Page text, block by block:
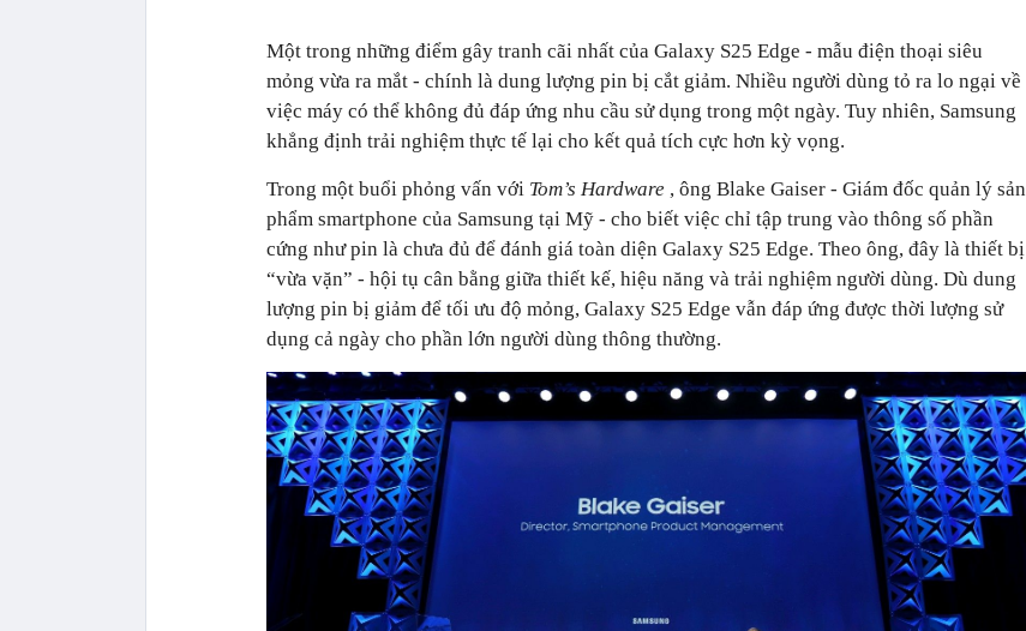
Một trong những điểm gây tranh cãi nhất của Galaxy S25 Edge - mẫu điện thoại siêu
mỏng vừa ra mắt - chính là dung lượng pin bị cắt giảm. Nhiều người dùng tỏ ra lo ngại về
việc máy có thể không đủ đáp ứng nhu cầu sử dụng trong một ngày. Tuy nhiên, Samsung
khẳng định trải nghiệm thực tế lại cho kết quả tích cực hơn kỳ vọng.
Trong một buổi phỏng vấn với Tom’s Hardware , ông Blake Gaiser - Giám đốc quản lý sản
phẩm smartphone của Samsung tại Mỹ - cho biết việc chỉ tập trung vào thông số phần
cứng như pin là chưa đủ để đánh giá toàn diện Galaxy S25 Edge. Theo ông, đây là thiết bị
“vừa vặn” - hội tụ cân bằng giữa thiết kế, hiệu năng và trải nghiệm người dùng. Dù dung
lượng pin bị giảm để tối ưu độ mỏng, Galaxy S25 Edge vẫn đáp ứng được thời lượng sử
dụng cả ngày cho phần lớn người dùng thông thường.